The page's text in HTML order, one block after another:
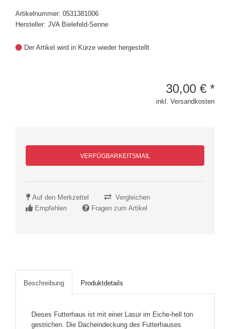
Artikelnummer: 0531381006
Hersteller: JVA Bielefeld-Senne
Der Artikel wird in Kürze wieder hergestellt
30,00 € *
inkl. Versandkosten
VERFÜGBARKEITSMAIL
Auf den Merkzettel
Vergleichen
Empfehlen
Fragen zum Artikel
Beschreibung Produktdetails
Dieses Futterhaus ist mit einer Lasur im Eiche-hell ton
gestrichen. Die Dacheindeckung des Futterhauses